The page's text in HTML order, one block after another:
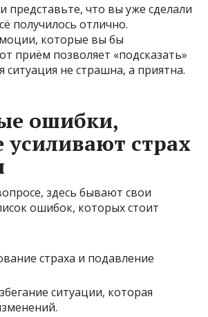
представьте, что вы уже сделали
получилось отлично.
которые вы бы
приём позволяет «подсказать»
ситуация не страшна, а приятна.
ошибки,
усиливают страх
здесь бывают свои
ошибок, которых стоит
страха и подавление
ситуации, которая